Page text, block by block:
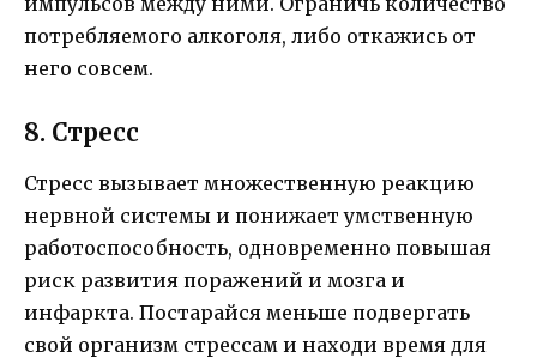
потребляемого алкоголя, либо откажись от
него совсем.
8. Стресс
Стресс вызывает множественную реакцию
нервной системы и понижает умственную
работоспособность, одновременно повышая
риск развития поражений и мозга и
инфаркта. Постарайся меньше подвергать
свой организм стрессам и находи время для